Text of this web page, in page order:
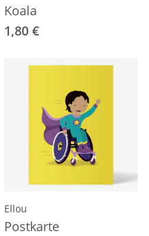
Koala
1,80 €
Ellou
Postkarte